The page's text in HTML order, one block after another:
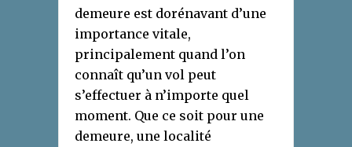
demeure est dorénavant d’une
importance vitale,
principalement quand l’on
connaît qu’un vol peut
s’effectuer à n’importe quel
moment. Que ce soit pour une
demeure, une localité